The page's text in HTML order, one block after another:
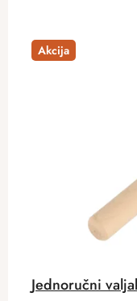
Akcija
Jednoručni